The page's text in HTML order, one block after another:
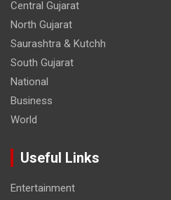
Central Gujarat
North Gujarat
Saurashtra & Kutchh
South Gujarat
National
Business
World
Useful Links
Entertainment